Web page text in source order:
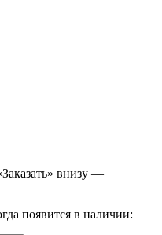
внизу —
появится в наличии: